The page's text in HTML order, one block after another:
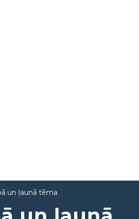
un ļaunā tēma